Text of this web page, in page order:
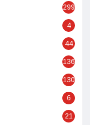
299
4
44
136
130
6
21